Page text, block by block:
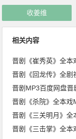
收姜维
相关内容
晋剧《崔秀英》全本
晋剧《回龙传》全剧
晋剧MP3百度网盘晋
晋剧《杀院》全本戏
晋剧《三关明月》全
晋剧《三击掌》全本